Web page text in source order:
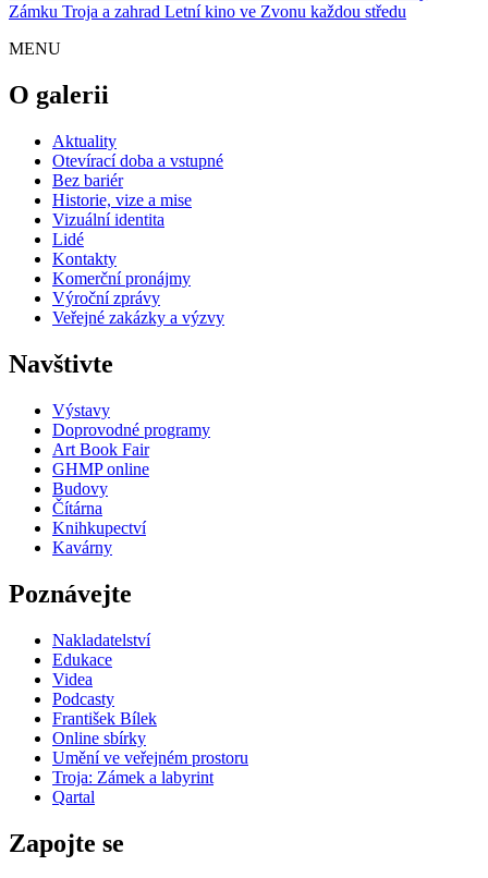
Zámku Troja a zahrad Letní kino ve Zvonu každou středu
MENU
O galerii
Aktuality
Otevírací doba a vstupné
Bez bariér
Historie, vize a mise
Vizuální identita
Lidé
Kontakty
Komerční pronájmy
Výroční zprávy
Veřejné zakázky a výzvy
Navštivte
Výstavy
Doprovodné programy
Art Book Fair
GHMP online
Budovy
Čítárna
Knihkupectví
Kavárny
Poznávejte
Nakladatelství
Edukace
Videa
Podcasty
František Bílek
Online sbírky
Umění ve veřejném prostoru
Troja: Zámek a labyrint
Qartal
Zapojte se